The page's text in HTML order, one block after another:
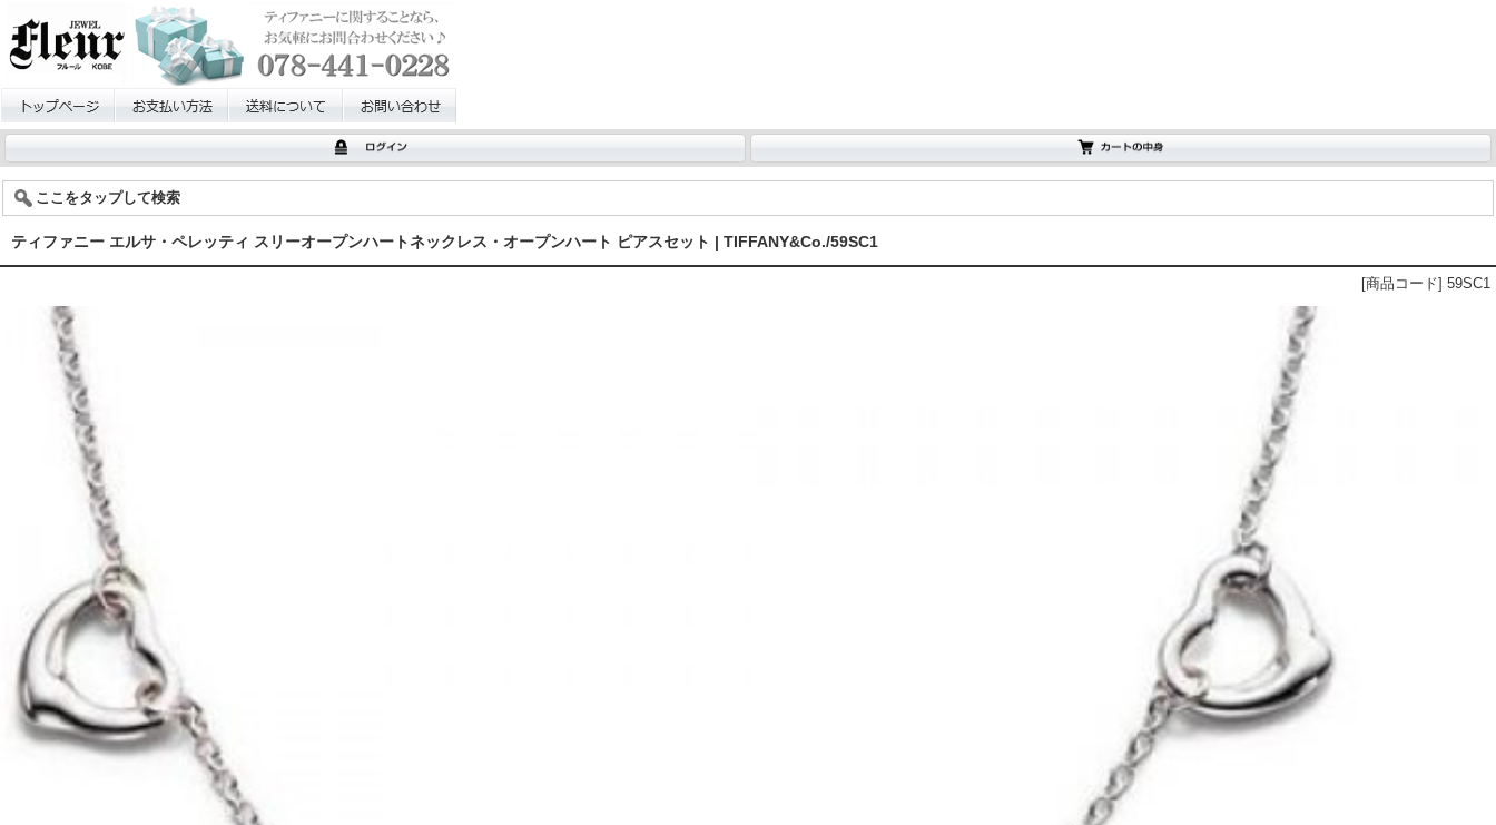
ここをタップして検索
ティファニー エルサ・ペレッティ スリーオープンハートネックレス・オープンハート ピアスセット | TIFFANY&Co./59SC1
[商品コード] 59SC1